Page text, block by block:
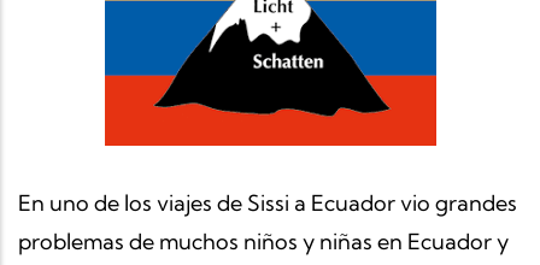
En uno de los viajes de Sissi a Ecuador vio grandes
problemas de muchos niños y niñas en Ecuador y